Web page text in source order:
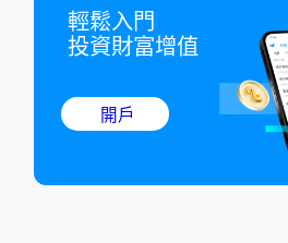
輕鬆入門
投資財富增值
開戶